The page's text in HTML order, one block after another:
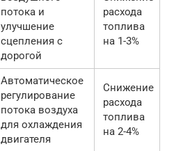
потока и
улучшение
сцепления с
дорогой
расхода
топлива
на 1-3%
Автоматическое
регулирование
потока воздуха
для охлаждения
двигателя
Снижение
расхода
топлива
на 2-4%